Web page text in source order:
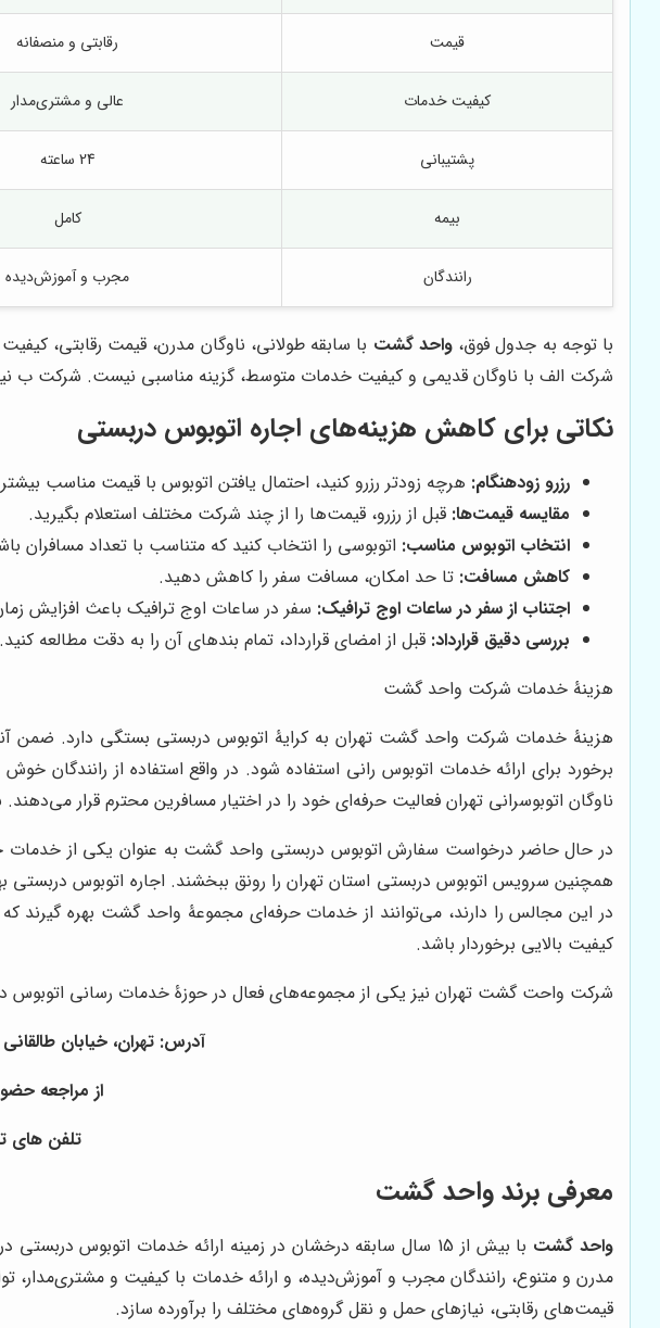
قیمت رقابتی و منصفانه
کیفیت خدمات عالی و مشتری‌مدار
پشتیبانی 24 ساعته
بیمه کامل
رانندگان مجرب و آموزش‌دیده
با توجه به جدول فوق،واحد گشت
شرکت الف با ناوگان قدیمی و کیفیت خدمات متوسط، گزینه مناسبی نیست. شرکت ب
نکاتی برای کاهش هزینه‌های اجاره اتوبوس دربستی
رزرو زودهنگام: هرچه زودتر رزرو کنید، احتمال یافتن اتوبوس با قیمت مناسب
مقایسه قیمت‌ها: قبل از رزرو، قیمت‌ها را از چند شرکت مختلف استعلام بگیرید.
انتخاب اتوبوس مناسب: اتوبوسی را انتخاب کنید که متناسب با تعداد مسافران
کاهش مسافت: تا حد امکان، مسافت سفر را کاهش دهید.
اجتناب از سفر در ساعات اوج ترافیک: سفر در ساعات اوج ترافیک باعث افزایش
بررسی دقیق قرارداد: قبل از امضای قرارداد، تمام بندهای آن را به دقت مطالعه کنید.
هزینۀ خدمات شرکت واحد گشت
هزینۀ خدمات شرکت واحد گشت تهران به کرایۀ اتوبوس دربستی بستگی دارد. ضمن
برخورد برای ارائه خدمات اتوبوس رانی استفاده شود. در واقع استفاده از
ناوگان اتوبوسرانی تهران فعالیت حرفه‌ای خود را در اختیار مسافرین محترم قرار می‌دهند.
در حال حاضر درخواست سفارش اتوبوس دربستی واحد گشت به عنوان یکی از خدمات
همچنین سرویس اتوبوس دربستی استان تهران را رونق ببخشند. اجاره اتوبوس
در این مجالس را دارند، می‌توانند از خدمات حرفه‌ای مجموعۀ واحد گشت بهره گیرند
کیفیت بالایی برخوردار باشد.
شرکت واحت گشت تهران نیز یکی از مجموعه‌های فعال در حوزۀ خدمات رسانی اتوبوس
آدرس: تهران، خیابان طالقانی ،
از مراجعه
تلفن های تماس:
معرفی برند واحد گشت
واحد گشت
با بیش از 15 سال سابقه درخشان در زمینه ارائه خدمات
مدرن و متنوع، رانندگان مجرب و آموزش‌دیده، و ارائه خدمات با کیفیت و
قیمت‌های رقابتی، نیازهای حمل و نقل گروه‌های مختلف را برآورده سازد.